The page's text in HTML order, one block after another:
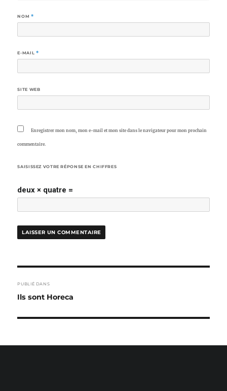
NOM *
E-MAIL *
SITE WEB
Enregistrer mon nom, mon e-mail et mon site dans le navigateur pour mon prochain
commentaire.
SAISISSEZ VOTRE RÉPONSE EN CHIFFRES
deux × quatre =
DE
PUBLIÉ DANS
Ils sont Horeca